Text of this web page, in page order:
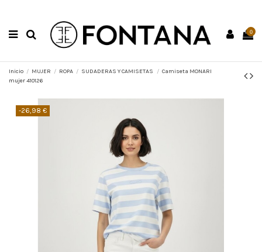
0
Inicio MUJER ROPA SUDADERAS Y CAMISETAS
Camiseta MONARI
mujer 410126
-26,98 €